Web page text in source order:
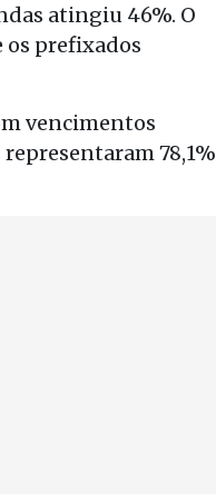
atingiu 46%. O
os prefixados
vencimentos
78,1%